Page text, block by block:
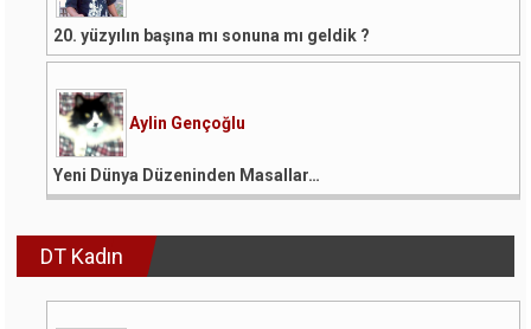
20. yüzyılın başına mı sonuna mı geldik ?
Aylin Gençoğlu
Yeni Dünya Düzeninden Masallar…
DT Kadın